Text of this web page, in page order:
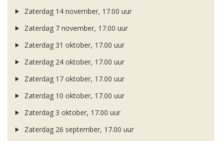
Zaterdag 14 november, 17.00 uur
Zaterdag 7 november, 17.00 uur
Zaterdag 31 oktober, 17.00 uur
Zaterdag 24 oktober, 17.00 uur
Zaterdag 17 oktober, 17.00 uur
Zaterdag 10 oktober, 17.00 uur
Zaterdag 3 oktober, 17.00 uur
Zaterdag 26 september, 17.00 uur